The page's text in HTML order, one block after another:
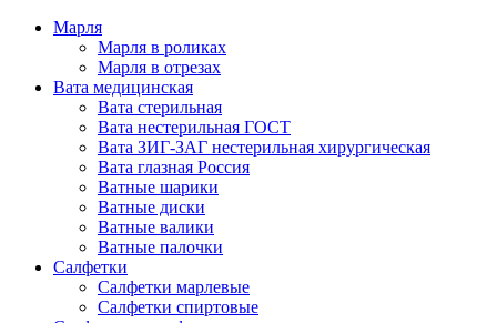
Марля
Марля в роликах
Марля в отрезах
Вата медицинская
Вата стерильная
Вата нестерильная ГОСТ
Вата ЗИГ-ЗАГ нестерильная хирургическая
Вата глазная Россия
Ватные шарики
Ватные диски
Ватные валики
Ватные палочки
Салфетки
Салфетки марлевые
Салфетки спиртовые